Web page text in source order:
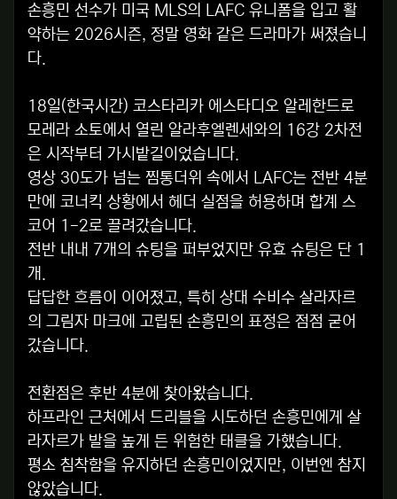
손흥민 선수가 미국 MLS의 LAFC 유니폼을 입고 활
약하는 2026시즌, 정말 영화 같은 드라마가 써졌습니
다.
18일(한국시간) 코스타리카 에스타디오 알레한드로
모레라 소토에서 열린 알라후엘렌세와의 16강 2차전
은 시작부터 가시밭길이었습니다.
영상 30도가 넘는 찜통더위 속에서 LAFC는 전반 4분
만에 코너킥 상황에서 헤더 실점을 허용하며 합계 스
코어 1-2로 끌려갔습니다.
전반 내내 7개의 슈팅을 퍼부었지만 유효 슈팅은 단 1
개.
답답한 흐름이 이어졌고, 특히 상대 수비수 살라자르
의 그림자 마크에 고립된 손흥민의 표정은 점점 굳어
갔습니다.
전환점은 후반 4분에 찾아왔습니다.
하프라인 근처에서 드리블을 시도하던 손흥민에게 살
라자르가 발을 높게 든 위험한 태클을 가했습니다.
평소 침착함을 유지하던 손흥민이었지만, 이번엔 참지
않았습니다.